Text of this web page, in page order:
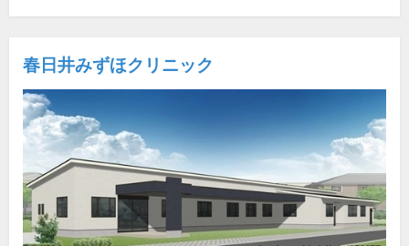
春日井みずほクリニック